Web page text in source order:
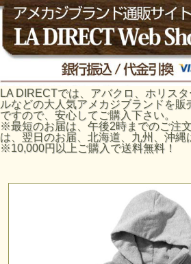
LA DIRECTでは、アバクロ、ホリス
ルなどの大人気アメカジブランドを販
ですので、安心してご購入下さい。
※最短のお届は、午後2時までのご注
は、翌日のお届、北海道、九州、沖縄
※10,000円以上ご購入で送料無料！